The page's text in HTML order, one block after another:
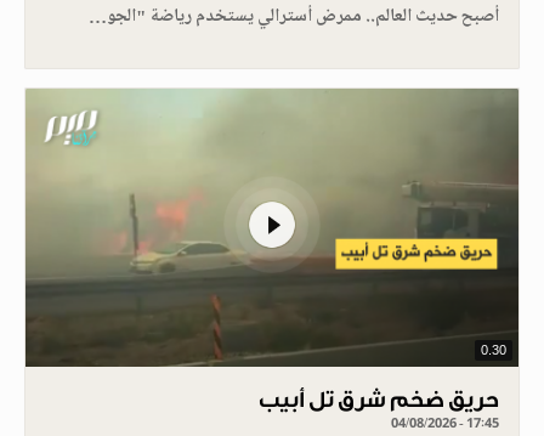
أصبح حديث العالم.. ممرض أسترالي يستخدم رياضة "الجو…
0.30
حريق ضخم شرق تل أبيب
04/08/2026 - 17:45